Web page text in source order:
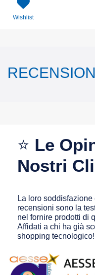
Wishlist
⭐ Le
Nostri
La loro
recensioni sono la
nel fornire prodotti di
Affidati a chi ha già
shopping